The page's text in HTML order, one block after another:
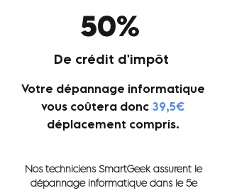
50%
De crédit d'impôt
Votre dépannage informatique
vous coûtera donc 39,5€
déplacement compris.
Nos techniciens SmartGeek assurent le
dépannage informatique dans le 5e